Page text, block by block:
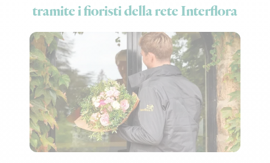
tramite i fioristi della rete Interflora